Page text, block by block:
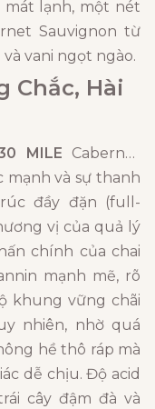
mát lạnh, một nét
Sauvignon từ
vani ngọt ngào.
Chắc, Hài
MILE Cabernet
mạnh và sự thanh
đầy đặn (full-
vị của quả lý
chính của chai
mạnh mẽ, rõ
khung vững chãi
nhiên, nhờ quá
hề thô ráp mà
dễ chịu. Độ acid
cây đậm đà và